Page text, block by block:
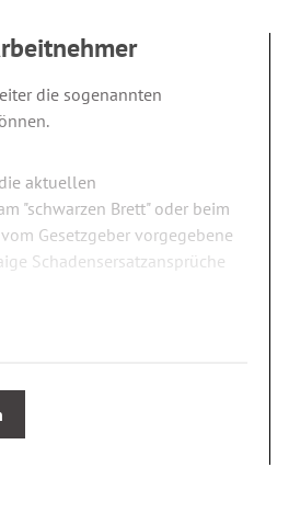
die sogenannten
aktuellen
"schwarzen Brett" oder beim
Gesetzgeber vorgegebene
Schadensersatzansprüche